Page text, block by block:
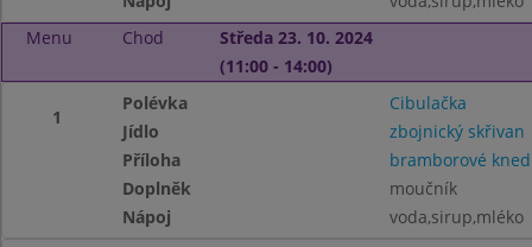
Menu
Chod
Středa 23. 10. 2024
(11:00 - 14:00)
1
Polévka
Cibulačka
Jídlo
zbojnický skřivan
Příloha
bramborové
Doplněk
moučník
Nápoj
voda,sirup,mléko